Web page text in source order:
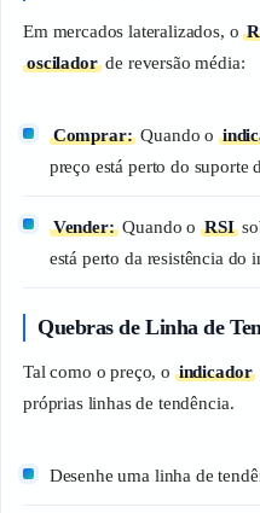
Em mercados lateralizados, o
osciladorde reversão média:
Comprar: Quando o
preço está perto do suporte
Vender:Quando oRSI
está perto da resistência do
Quebras de Linha de
Tal como o preço, o indicador
próprias linhas de tendência.
Desenhe uma linha de